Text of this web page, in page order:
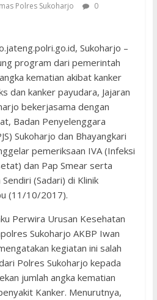
Polres Sukoharjo
0
Sukoharjo –
program dari pemerintah
kematian akibat kanker
dan kanker payudara, Jajaran
bekerjasama dengan
Badan Penyelenggara
Sukoharjo dan Bhayangkari
pemeriksaan IVA (Infeksi
dan Pap Smear serta
(Sadari) di Klinik
(11/10/2017).
Perwira Urusan Kesehatan
Sukoharjo AKBP Iwan
kegiatan ini salah
Polres Sukoharjo kepada
jumlah angka kematian
Kanker. Menurutnya,